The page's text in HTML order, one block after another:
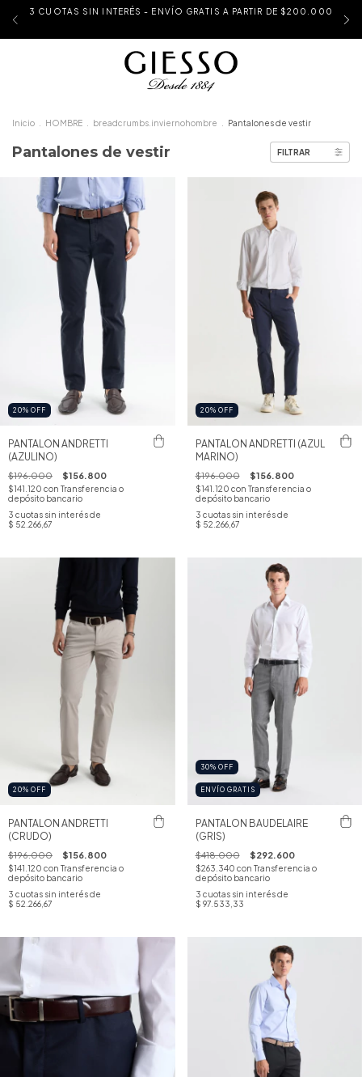
3 CUOTAS SIN INTERÉS - ENVÍO GRATIS A PARTIR DE $200.000
Inicio HOMBRE breadcrumbs.inviernohombre Pantalones de vestir
Pantalones de vestir FILTRAR
20% OFF
PANTALON ANDRETTI
(AZULINO)
$196.000 $156.800
$141.120 con Transferencia o
depósito bancario
3 cuotas sin interés de
$ 52.266,67
20% OFF
PANTALON ANDRETTI (AZUL
MARINO)
$196.000 $156.800
$141.120 con Transferencia o
depósito bancario
3 cuotas sin interés de
$ 52.266,67
20% OFF
PANTALON ANDRETTI
(CRUDO)
$196.000 $156.800
$141.120 con Transferencia o
depósito bancario
3 cuotas sin interés de
$ 52.266,67
30% OFF
ENVÍO GRATIS
PANTALON BAUDELAIRE
(GRIS)
$418.000 $292.600
$263.340 con Transferencia o
depósito bancario
3 cuotas sin interés de
$ 97.533,33